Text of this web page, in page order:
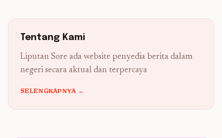
Tentang Kami
Liputan Sore ada website penyedia berita dalam
negeri secara aktual dan terpercaya
SELENGKAPNYA →